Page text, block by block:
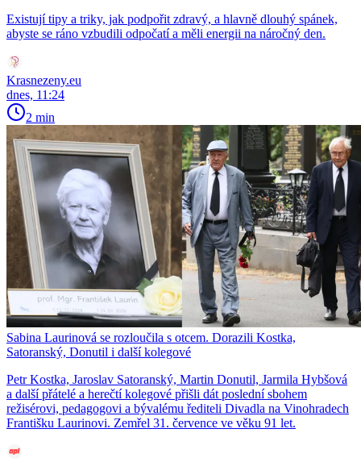
Existují tipy a triky, jak podpořit zdravý, a hlavně dlouhý spánek,
abyste se ráno vzbudili odpočatí a měli energii na náročný den.
Krasnezeny.eu
dnes, 11:24
2 min
Sabina Laurinová se rozloučila s otcem. Dorazili Kostka,
Satoranský, Donutil i další kolegové
Petr Kostka, Jaroslav Satoranský, Martin Donutil, Jarmila Hybšová
a další přátelé a herečtí kolegové přišli dát poslední sbohem
režisérovi, pedagogovi a bývalému řediteli Divadla na Vinohradech
Františku Laurinovi. Zemřel 31. července ve věku 91 let.